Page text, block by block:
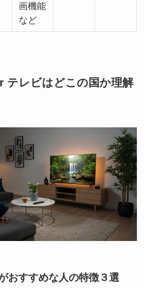
画機能
など
テレビはどこの国か理解
おすすめな人の特徴３選